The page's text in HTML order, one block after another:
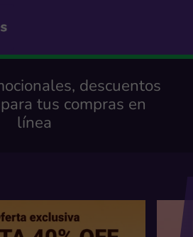
descuentos
tus compras en
línea